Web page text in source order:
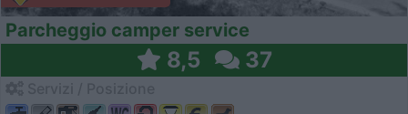
Parcheggio camper service
8,5 37